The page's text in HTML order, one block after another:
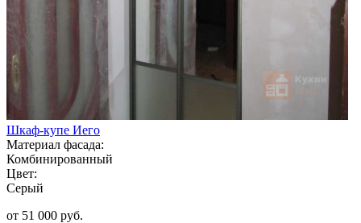
Шкаф-купе Иего
Материал фасада:
Комбинированный
Цвет:
Серый
от 51 000 руб.